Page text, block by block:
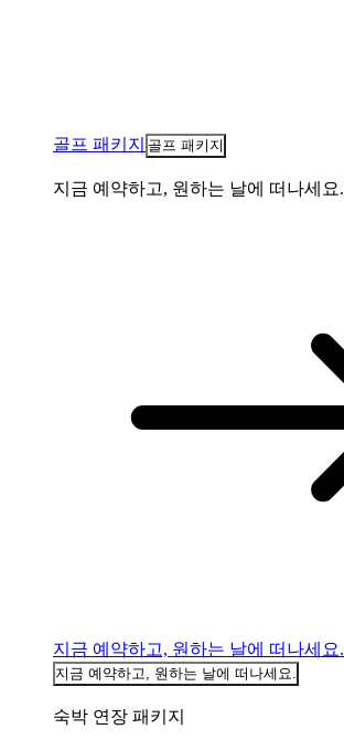
골프 패키지 골프 패키지
지금 예약하고, 원하는 날에 떠나세요.
지금 예약하고, 원하는 날에 떠나세요.
지금 예약하고, 원하는 날에 떠나세요.
숙박 연장 패키지